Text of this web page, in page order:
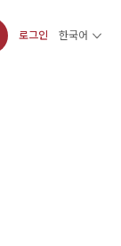
로그인 한국어